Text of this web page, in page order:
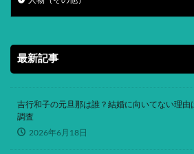
最新記事
吉行和子の元旦那は誰？結婚に向いてない理由
調査
2026年6月18日